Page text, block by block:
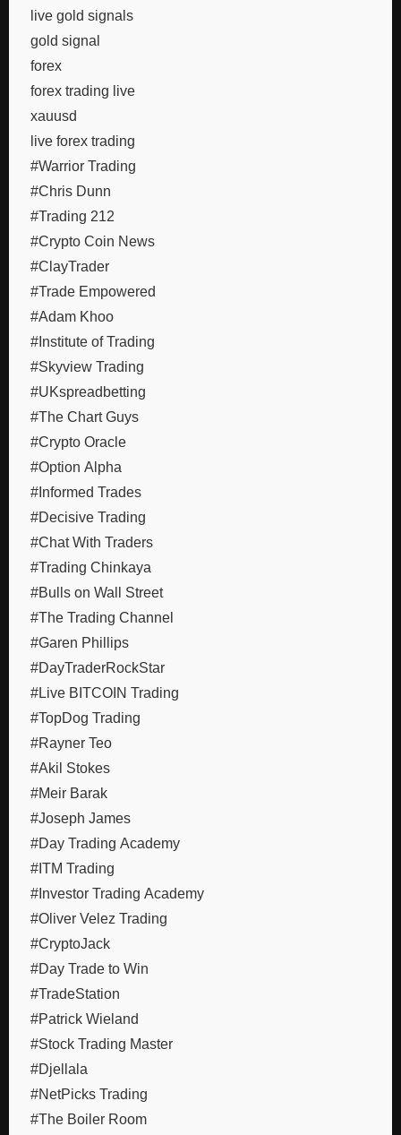
live gold signals
gold signal
forex
forex trading live
xauusd
live forex trading
#Warrior Trading
#Chris Dunn
#Trading 212
#Crypto Coin News
#ClayTrader
#Trade Empowered
#Adam Khoo
#Institute of Trading
#Skyview Trading
#UKspreadbetting
#The Chart Guys
#Crypto Oracle
#Option Alpha
#Informed Trades
#Decisive Trading
#Chat With Traders
#Trading Chinkaya
#Bulls on Wall Street
#The Trading Channel
#Garen Phillips
#DayTraderRockStar
#Live BITCOIN Trading
#TopDog Trading
#Rayner Teo
#Akil Stokes
#Meir Barak
#Joseph James
#Day Trading Academy
#ITM Trading
#Investor Trading Academy
#Oliver Velez Trading
#CryptoJack
#Day Trade to Win
#TradeStation
#Patrick Wieland
#Stock Trading Master
#Djellala
#NetPicks Trading
#The Boiler Room